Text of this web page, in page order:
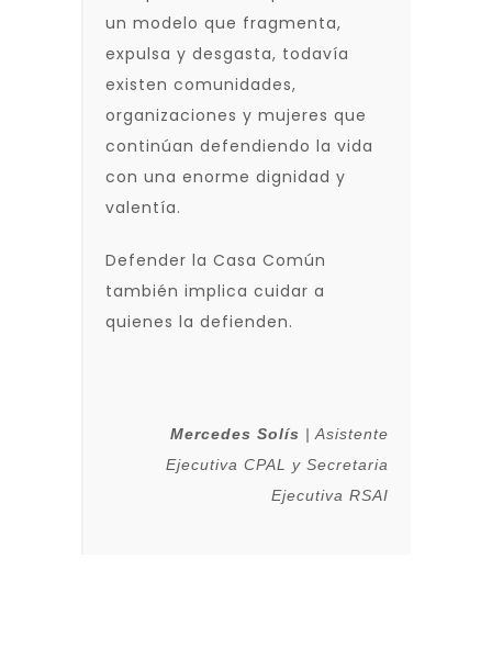
un modelo que fragmenta,
expulsa y desgasta, todavía
existen comunidades,
organizaciones y mujeres que
continúan defendiendo la vida
con una enorme dignidad y
valentía.
Defender la Casa Común
también implica cuidar a
quienes la defienden.
Mercedes Solís | Asistente
Ejecutiva CPAL y Secretaria
Ejecutiva RSAI